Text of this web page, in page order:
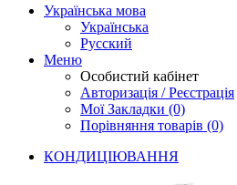
Українська мова
Українська
Русский
Меню
Особистий кабінет
Авторизація / Реєстрація
Мої Закладки (0)
Порівняння товарів (0)
КОНДИЦІЮВАННЯ